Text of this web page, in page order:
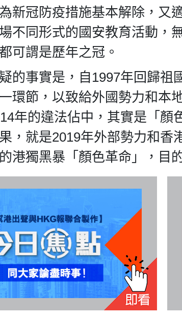
新冠防疫措施基本解除，又
不同形式的國安教育活動，
可謂是歷年之冠。
的事實是，自1997年回歸祖
環節，以致給外國勢力和本
年的違法佔中，其實是「顏
，就是2019年外部勢力和香
港獨黑暴「顏色革命」，目